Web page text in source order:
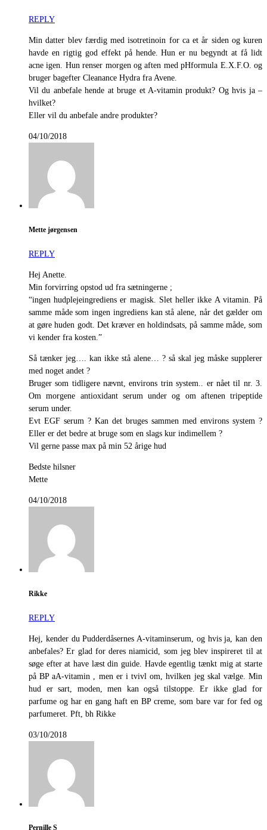
REPLY
Min datter blev færdig med isotretinoin for ca et år siden og kuren
havde en rigtig god effekt på hende. Hun er nu begyndt at få lidt
acne igen. Hun renser morgen og aften med pHformula E.X.F.O. og
bruger bagefter Cleanance Hydra fra Avene.
Vil du anbefale hende at bruge et A-vitamin produkt? Og hvis ja –
hvilket?
Eller vil du anbefale andre produkter?
04/10/2018
Mette jørgensen
REPLY
Hej Anette.
Min forvirring opstod ud fra sætningerne ;
“ingen hudplejeingrediens er magisk. Slet heller ikke A vitamin. På
samme måde som ingen ingrediens kan stå alene, når det gælder om
at gøre huden godt. Det kræver en holdindsats, på samme måde, som
vi kender fra kosten.”
Så tænker jeg…. kan ikke stå alene… ? så skal jeg måske supplerer
med noget andet ?
Bruger som tidligere nævnt, environs trin system.. er nået til nr. 3.
Om morgene antioxidant serum under og om aftenen tripeptide
serum under.
Evt EGF serum ? Kan det bruges sammen med environs system ?
Eller er det bedre at bruge som en slags kur indimellem ?
Vil gerne passe max på min 52 årige hud
Bedste hilsner
Mette
04/10/2018
Rikke
REPLY
Hej, kender du Pudderdåsernes A-vitaminserum, og hvis ja, kan den
anbefales? Er glad for deres niamicid, som jeg blev inspireret til at
søge efter at have læst din guide. Havde egentlig tænkt mig at starte
på BP aA-vitamin , men er i tvivl om, hvilken jeg skal vælge. Min
hud er sart, moden, men kan også tilstoppe. Er ikke glad for
parfume og har en gang haft en BP creme, som bare var for fed og
parfumeret. Pft, bh Rikke
03/10/2018
Pernille S